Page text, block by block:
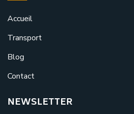
Accueil
Transport
Blog
Contact
NEWSLETTER